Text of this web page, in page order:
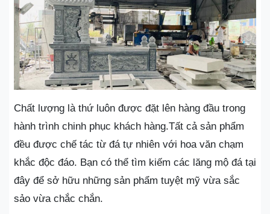
Chất lượng là thứ luôn được đặt lên hàng đầu trong
hành trình chinh phục khách hàng.Tất cả sản phẩm
đều được chế tác từ đá tự nhiên với hoa văn chạm
khắc độc đáo. Bạn có thể tìm kiếm các lăng mộ đá tại
đây để sở hữu những sản phẩm tuyệt mỹ vừa sắc
sảo vừa chắc chắn.